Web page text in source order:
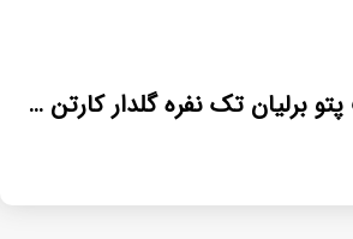
قیمت پتو برلیان تک نفره گلدار کارتن ده تایی